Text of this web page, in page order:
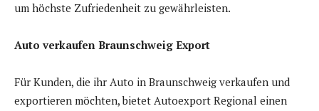
um höchste Zufriedenheit zu gewährleisten.
Auto verkaufen Braunschweig Export
Für Kunden, die ihr Auto in Braunschweig verkaufen und
exportieren möchten, bietet Autoexport Regional einen